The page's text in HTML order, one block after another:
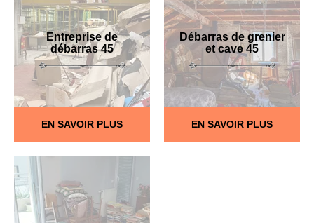
Entreprise de
débarras 45
EN SAVOIR PLUS
Débarras de grenier
et cave 45
EN SAVOIR PLUS